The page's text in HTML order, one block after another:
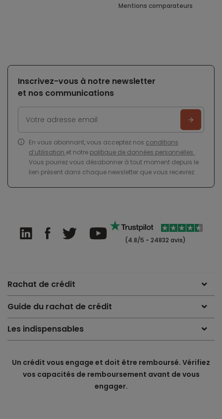
Mentions comparateurs
Inscrivez-vous à notre newsletter
et nos communications
En vous abonnant, vous acceptez nos conditions
d’utilisation et notre politique de données personnelles .
Vous pourrez vous désabonner à tout moment depuis le
lien présent dans chaque newsletter que vous recevrez.
(4.8/5 - 24832 avis)
Rachat de crédit
Guide du rachat de crédit
Les indispensables
Un crédit vous engage et doit être remboursé. Vérifiez
vos capacités de remboursement avant de vous
engager.